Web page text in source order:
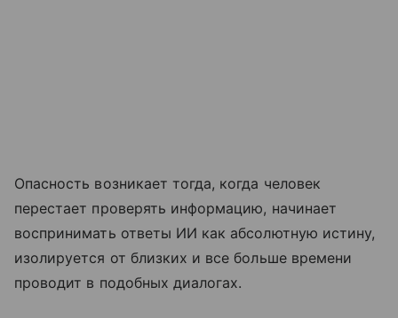
Опасность возникает тогда, когда человек
перестает проверять информацию, начинает
воспринимать ответы ИИ как абсолютную истину,
изолируется от близких и все больше времени
проводит в подобных диалогах.